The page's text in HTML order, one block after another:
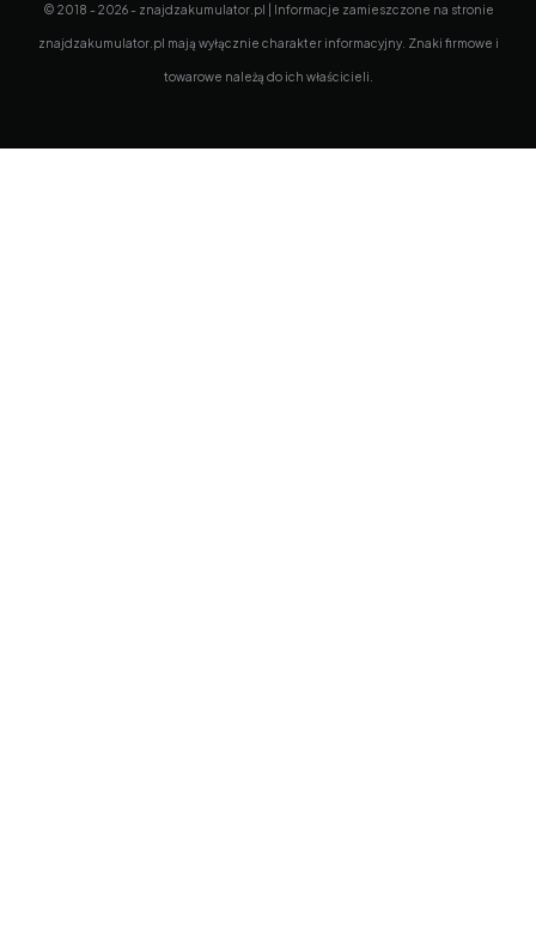
© 2018 - 2026 - znajdzakumulator.pl | Informacje zamieszczone na stronie
znajdzakumulator.pl mają wyłącznie charakter informacyjny. Znaki firmowe i
towarowe należą do ich właścicieli.